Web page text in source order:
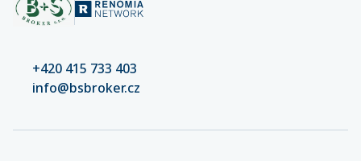
+420 415 733 403
info@bsbroker.cz